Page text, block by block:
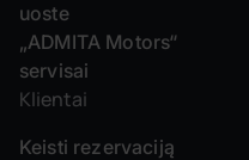
uoste
„ADMITA Motors“
servisai
Klientai
Keisti rezervaciją